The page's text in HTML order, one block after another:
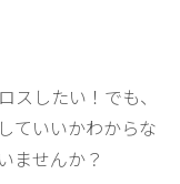
したい！でも、
ていいかわからな
ませんか？